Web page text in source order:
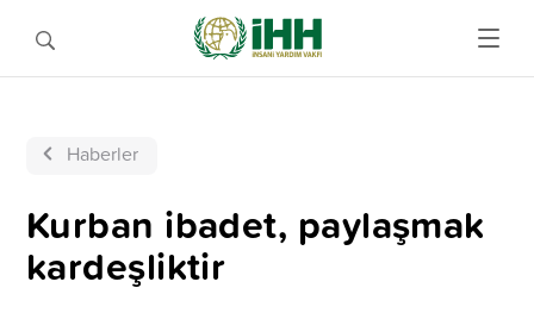
Haberler
Kurban ibadet, paylaşmak
kardeşliktir